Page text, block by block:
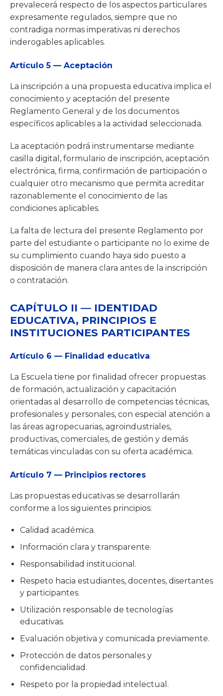
prevalecerá respecto de los aspectos particulares
expresamente regulados, siempre que no
contradiga normas imperativas ni derechos
inderogables aplicables.
Artículo 5 — Aceptación
La inscripción a una propuesta educativa implica el
conocimiento y aceptación del presente
Reglamento General y de los documentos
específicos aplicables a la actividad seleccionada.
La aceptación podrá instrumentarse mediante
casilla digital, formulario de inscripción, aceptación
electrónica, firma, confirmación de participación o
cualquier otro mecanismo que permita acreditar
razonablemente el conocimiento de las
condiciones aplicables.
La falta de lectura del presente Reglamento por
parte del estudiante o participante no lo exime de
su cumplimiento cuando haya sido puesto a
disposición de manera clara antes de la inscripción
o contratación.
CAPÍTULO II — IDENTIDAD
EDUCATIVA, PRINCIPIOS E
INSTITUCIONES PARTICIPANTES
Artículo 6 — Finalidad educativa
La Escuela tiene por finalidad ofrecer propuestas
de formación, actualización y capacitación
orientadas al desarrollo de competencias técnicas,
profesionales y personales, con especial atención a
las áreas agropecuarias, agroindustriales,
productivas, comerciales, de gestión y demás
temáticas vinculadas con su oferta académica.
Artículo 7 — Principios rectores
Las propuestas educativas se desarrollarán
conforme a los siguientes principios:
Calidad académica.
Información clara y transparente.
Responsabilidad institucional.
Respeto hacia estudiantes, docentes, disertantes
y participantes.
Utilización responsable de tecnologías
educativas.
Evaluación objetiva y comunicada previamente.
Protección de datos personales y
confidencialidad.
Respeto por la propiedad intelectual.